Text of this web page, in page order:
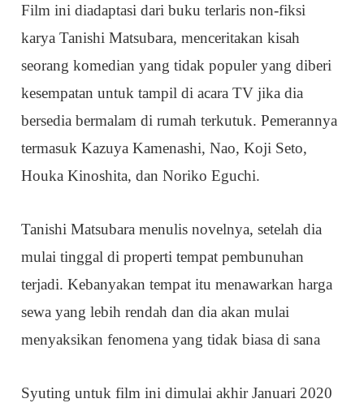
Film ini diadaptasi dari buku terlaris non-fiksi
karya Tanishi Matsubara, menceritakan kisah
seorang komedian yang tidak populer yang diberi
kesempatan untuk tampil di acara TV jika dia
bersedia bermalam di rumah terkutuk. Pemerannya
termasuk Kazuya Kamenashi, Nao, Koji Seto,
Houka Kinoshita, dan Noriko Eguchi.
Tanishi Matsubara menulis novelnya, setelah dia
mulai tinggal di properti tempat pembunuhan
terjadi. Kebanyakan tempat itu menawarkan harga
sewa yang lebih rendah dan dia akan mulai
menyaksikan fenomena yang tidak biasa di sana
Syuting untuk film ini dimulai akhir Januari 2020